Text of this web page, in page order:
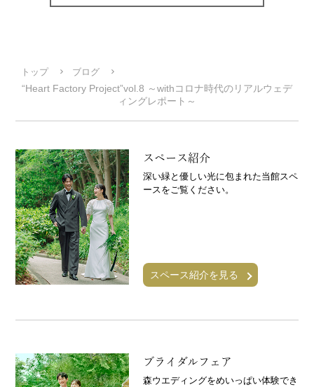
トップ ブログ
“Heart Factory Project”vol.8 ～withコロナ時代のリアルウェデ
ィングレポート～
スペース紹介
深い緑と優しい光に包まれた当館スペ
ースをご覧ください。
スペース紹介を見る
ブライダルフェア
森ウエディングをめいっぱい体験でき